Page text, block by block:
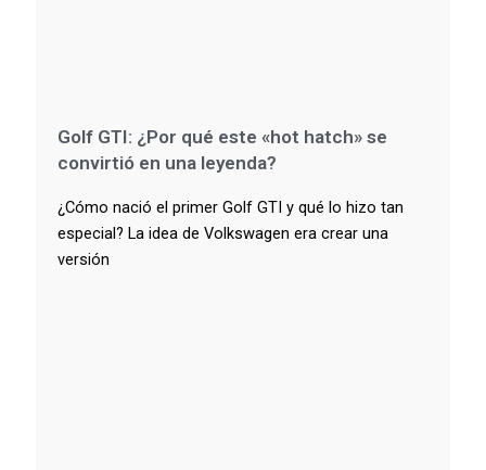
Golf GTI: ¿Por qué este «hot hatch» se
convirtió en una leyenda?
¿Cómo nació el primer Golf GTI y qué lo hizo tan
especial? La idea de Volkswagen era crear una
versión